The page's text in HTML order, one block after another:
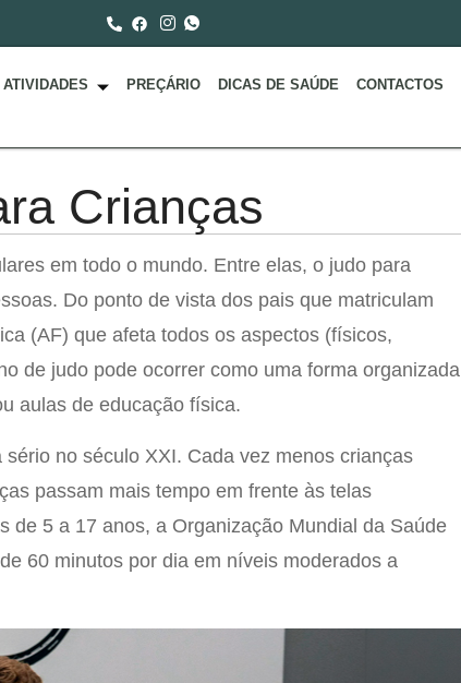
ATIVIDADES PREÇÁRIO DICAS DE SAÚDE CONTACTOS
Crianças
em todo o mundo. Entre elas, o judo para
Do ponto de vista dos pais que matriculam
(AF) que afeta todos os aspectos (físicos,
de judo pode ocorrer como uma forma organizada
aulas de educação física.
no século XXI. Cada vez menos crianças
passam mais tempo em frente às telas
de 5 a 17 anos, a Organização Mundial da Saúde
60 minutos por dia em níveis moderados a